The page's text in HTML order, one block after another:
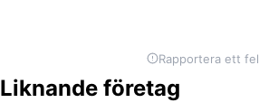
Rapportera ett fel
Liknande företag